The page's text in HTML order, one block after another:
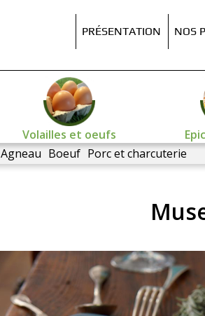
PRÉSENTATION NOS
Volailles et oeufs
Agneau Boeuf Porc et charcuterie